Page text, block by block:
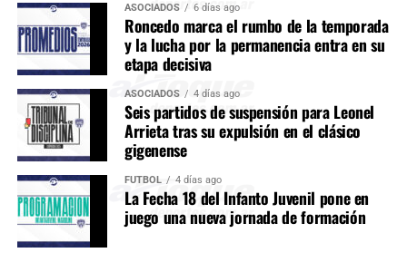
ASOCIADOS 6 días ago
Roncedo marca el rumbo de la temporada
y la lucha por la permanencia entra en su
etapa decisiva
ASOCIADOS 4 días ago
Seis partidos de suspensión para Leonel
Arrieta tras su expulsión en el clásico
gigenense
FÚTBOL 4 días ago
La Fecha 18 del Infanto Juvenil pone en
juego una nueva jornada de formación